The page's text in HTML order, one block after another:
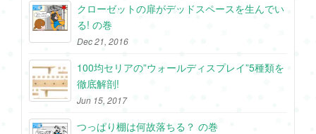
クローゼットの扉がデッドスペースを生んでい
る! の巻
Dec 21, 2016
100均セリアの”ウォールディスプレイ”5種類を
徹底解剖!
Jun 15, 2017
つっぱり棚は何故落ちる？ の巻